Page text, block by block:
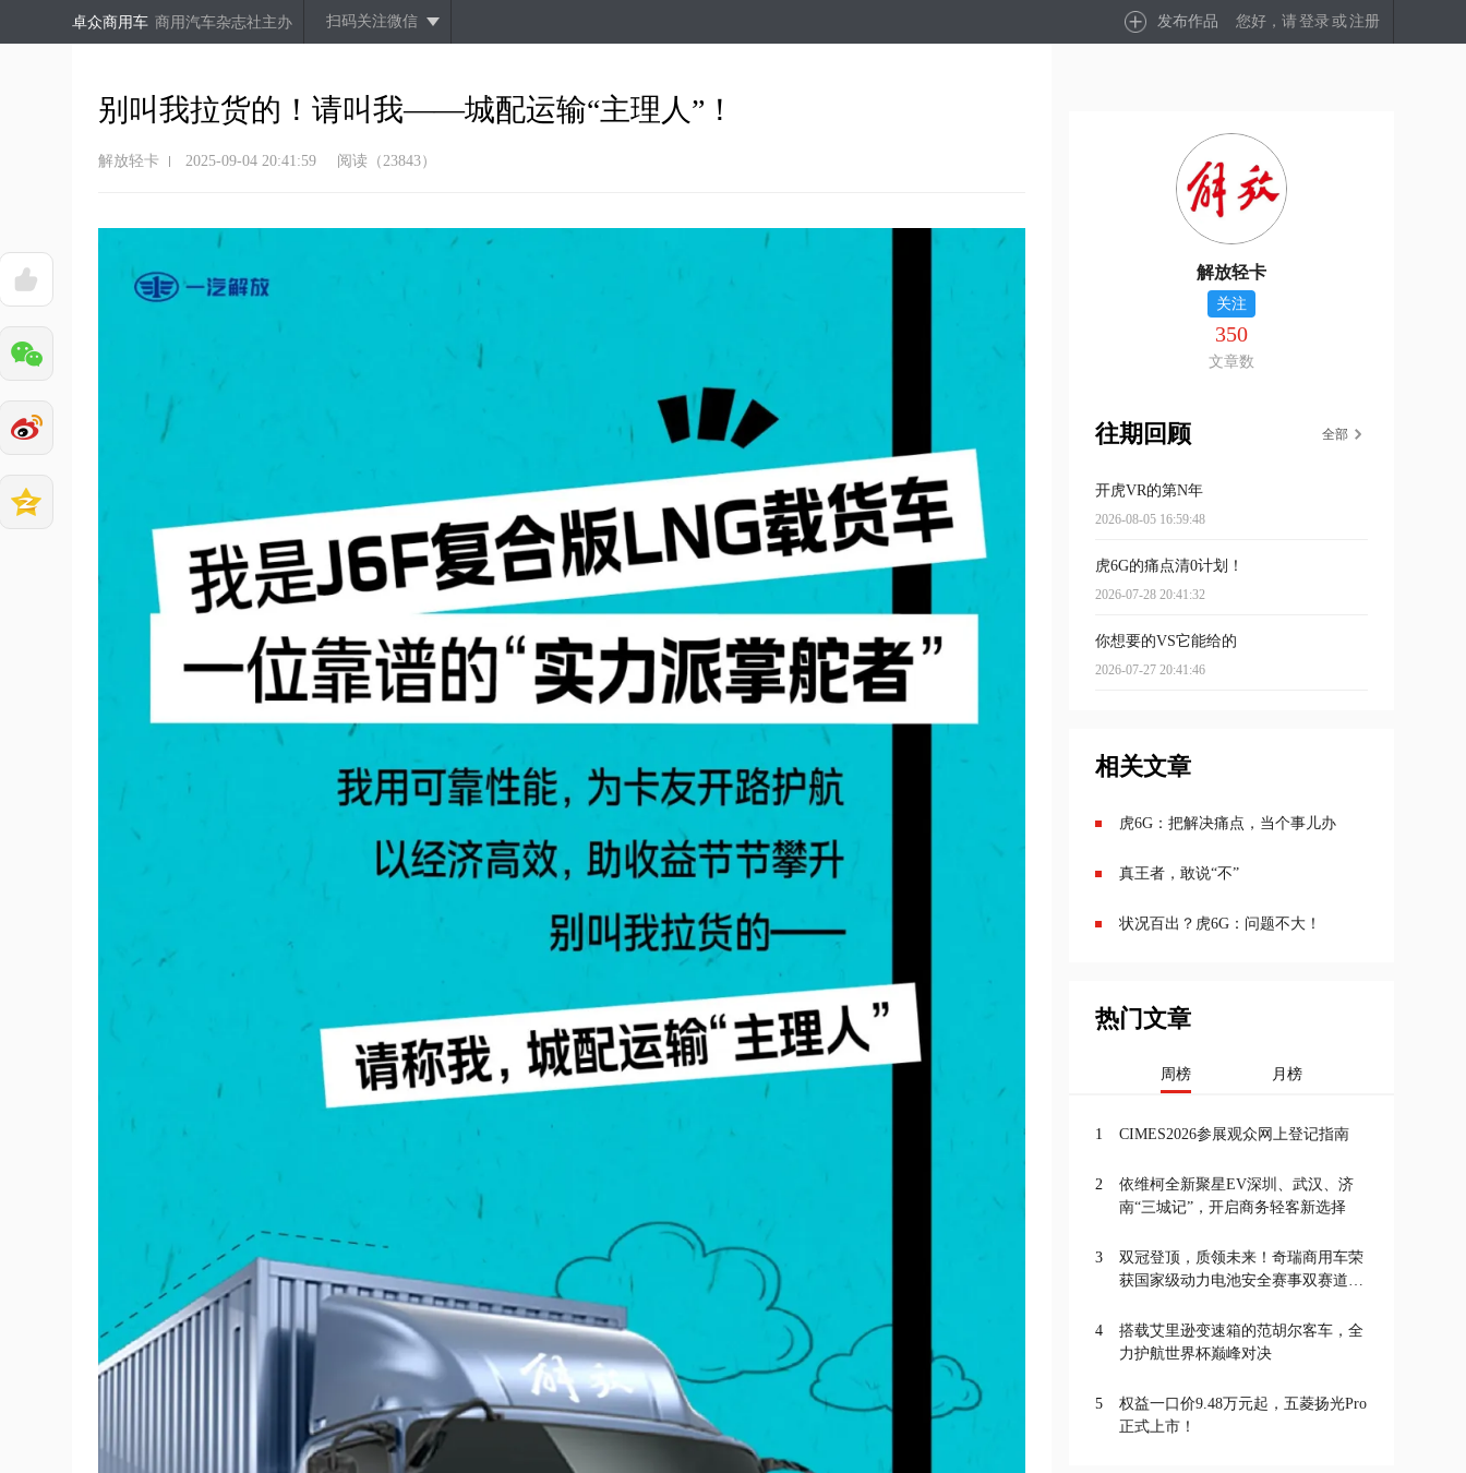
卓众商用车 商用汽车杂志社主办 扫码关注微信 发布作品 您好，请登录 或注册
别叫我拉货的！请叫我——城配运输“主理人”！
解放轻卡 2025-09-04 20:41:59 阅读（23843）
解放轻卡
关注
350
文章数
往期回顾 全部
开虎VR的第N年
2026-08-05 16:59:48
虎6G的痛点清0计划！
2026-07-28 20:41:32
你想要的VS它能给的
2026-07-27 20:41:46
相关文章
虎6G：把解决痛点，当个事儿办
真王者，敢说“不”
状况百出？虎6G：问题不大！
热门文章
周榜 月榜
1 CIMES2026参展观众网上登记指南
2
依维柯全新聚星EV深圳、武汉、济
南“三城记”，开启商务轻客新选择
3
双冠登顶，质领未来！奇瑞商用车荣
获国家级动力电池安全赛事双赛道一
4
搭载艾里逊变速箱的范胡尔客车，全
力护航世界杯巅峰对决
5
权益一口价9.48万元起，五菱扬光Pro
正式上市！